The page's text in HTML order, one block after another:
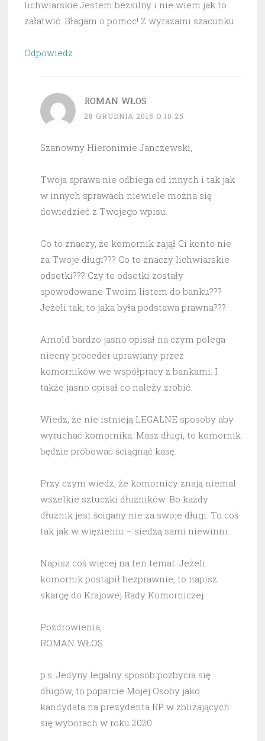
lichwiarskie.Jestem bezsilny i nie wiem jak to
załatwić. Błagam o pomoc! Z wyrazami szacunku
Odpowiedz
ROMAN WŁOS
28 GRUDNIA 2015 O 10:25
Szanowny Hieronimie Janczewski,
Twoja sprawa nie odbiega od innych i tak jak
w innych sprawach niewiele można się
dowiedzieć z Twojego wpisu.
Co to znaczy, że komornik zajął Ci konto nie
za Twoje długi??? Co to znaczy lichwiarskie
odsetki??? Czy te odsetki zostały
spowodowane Twoim listem do banku???
Jeżeli tak, to jaka była podstawa prawna???
Arnold bardzo jasno opisał na czym polega
niecny proceder uprawiany przez
komorników we współpracy z bankami. I
także jasno opisał co należy zrobić.
Wiedz, że nie istnieją LEGALNE sposoby aby
wyruchać komornika. Masz długi, to komornik
będzie próbować ściągnąć kasę.
Przy czym wiedz, że komornicy znają niemal
wszelkie sztuczki dłużników. Bo każdy
dłużnik jest ścigany nie za swoje długi. To coś
tak jak w więzieniu – siedzą sami niewinni.
Napisz coś więcej na ten temat. Jeżeli
komornik postąpił bezprawnie, to napisz
skargę do Krajowej Rady Komorniczej.
Pozdrowienia,
ROMAN WŁOS
p.s. Jedyny legalny sposób pozbycia się
długów, to poparcie Mojej Osoby jako
kandydata na prezydenta RP w zbliżających
się wyborach w roku 2020.